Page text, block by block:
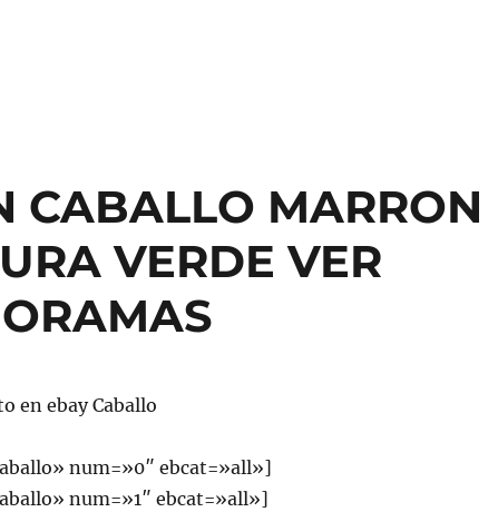
CABALLO MARRON
VERDE VER
en ebay Caballo
num=»0″ ebcat=»all»]
num=»1″ ebcat=»all»]